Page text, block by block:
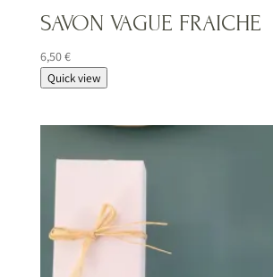
SAVON VAGUE FRAICHE
6,50€
Quick view